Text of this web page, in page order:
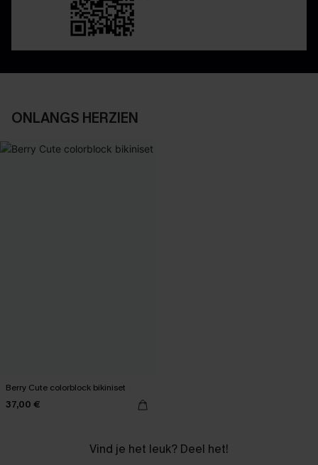
ONLANGS HERZIEN
Berry Cute colorblock bikiniset
37,00 €
Vind je het leuk? Deel het!